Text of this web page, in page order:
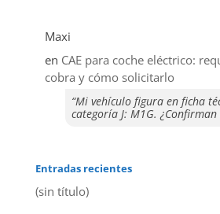
Maxi
en CAE para coche eléctrico:
cobra y cómo solicitarlo
“Mi vehículo figura en ficha
categoría J: M1G. ¿Confirman
Entradas recientes
(sin título)